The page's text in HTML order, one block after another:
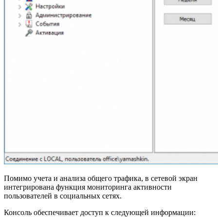
Помимо учета и анализа общего трафика, в сетевой экран
интегрирована функция мониторинга активности
пользователей в социальных сетях.
Консоль обеспечивает доступ к следующей информации: